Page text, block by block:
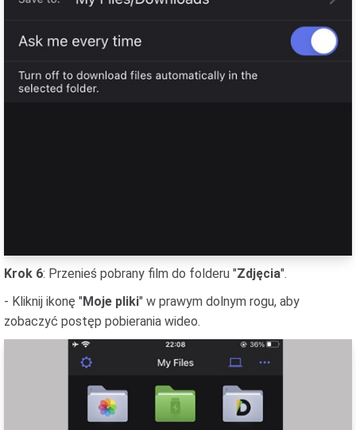
Krok 6: Przenieś pobrany film do folderu "Zdjęcia".
- Kliknij ikonę "Moje pliki" w prawym dolnym rogu, aby
zobaczyć postęp pobierania wideo.